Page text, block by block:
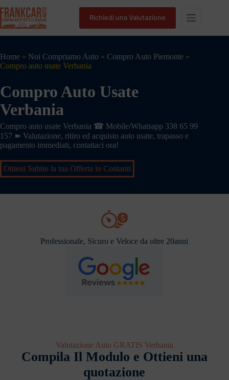
Richiedi una Valutazione
Home » Noi Compriamo Auto » Compro Auto Piemonte »
Compro auto usate Verbania
Compro Auto Usate
Verbania
Compro auto usate Verbania ☎ Mobile/Whatsapp 338 65 99
157 ➽ Valutazione, ritiro ed acquisto auto usate, trapasso e
pagamento immediati, contattaci ora!
Ottieni Subito la tua Offerta in Contanti
Professionale, Sicuro e Veloce da oltre 20anni
Valutazione Auto GRATIS Verbania
Compila Il Modulo e Ottieni una
quotazione